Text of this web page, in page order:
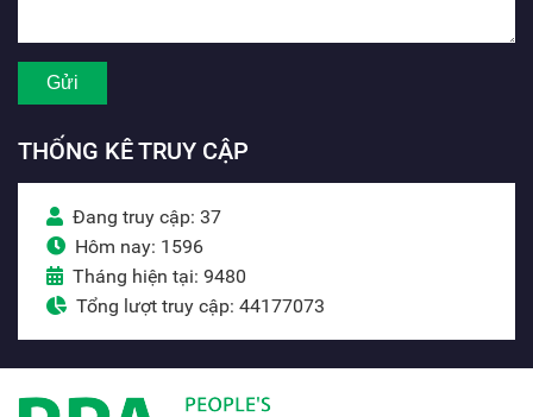
THỐNG KÊ TRUY CẬP
Đang truy cập: 37
Hôm nay: 1596
Tháng hiện tại: 9480
Tổng lượt truy cập: 44177073